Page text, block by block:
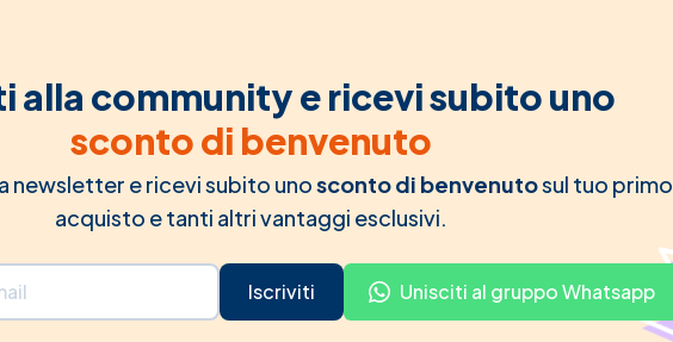
alla community e ricevi subito uno
sconto di benvenuto
newsletter e ricevi subito unosconto di benvenutosul tuo primo
acquisto e tanti altri vantaggi esclusivi.
Iscriviti Unisciti al gruppo Whatsapp